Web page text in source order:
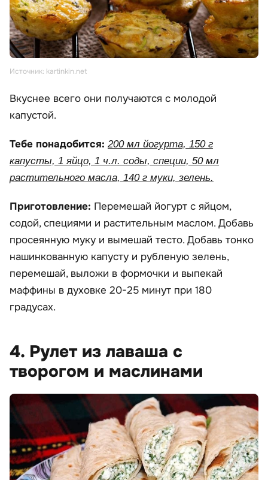
Источник: kartinkin.net
Вкуснее всего они получаются с молодой
капустой.
Тебе понадобится: 200 мл йогурта, 150 г
капусты, 1 яйцо, 1 ч.л. соды, специи, 50 мл
растительного масла, 140 г муки, зелень.
Приготовление: Перемешай йогурт с яйцом,
содой, специями и растительным маслом. Добавь
просеянную муку и вымешай тесто. Добавь тонко
нашинкованную капусту и рубленую зелень,
перемешай, выложи в формочки и выпекай
маффины в духовке 20-25 минут при 180
градусах.
4. Рулет из лаваша с
творогом и маслинами